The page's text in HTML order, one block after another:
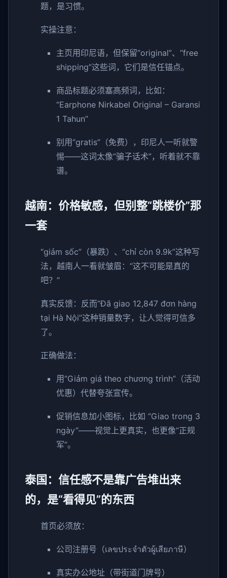
题，是习惯。
实操注意：
主页用印尼语，但保留“original”、“free
shipping”这些词，它们是信任锚点。
商品标题必须塞高频词，比如：
“Earphone Nirkabel Original – Garansi
1 Tahun”
别用“gratis”（免费），印尼人一听就警
惕——这词太像“骗子话术”，听着就不靠
谱。
越南：价格敏感，但别整“跳楼价”那
一套
“giảm sốc”（暴跌）、“chỉ còn 9.9k”这种写
法，越南人一看就皱眉：“这不可能是真的
吧？”
真实反馈：反而“Đã giao 12,847 đơn hàng
tại Hà Nội”这种销量数字，让人觉得可信多
了。
正确做法：
用“Giảm giá theo chương trình”（活动
优惠）代替夸张宣传。
促销信息加小图标，比如 “Giao trong 3
ngày”——视觉上更真实，也更像“正规
军”。
泰国：信任感不是靠广告堆出来
的，是“看得见”的东西
首页必须放：
公司注册号（เลขประจำตัวผู้เสียภาษี）
真实办公地址（带街道门牌号）